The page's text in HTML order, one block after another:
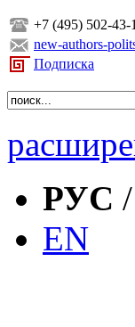
+7 (495) 502-43-
new-authors-
Подписка
РУС /
EN